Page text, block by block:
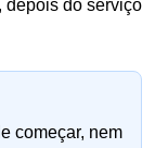
depois do serviço
começar, nem